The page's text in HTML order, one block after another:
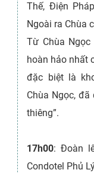
Thế, Điện
Ngoài ra Chùa
Từ Chùa
hoàn hảo nhất
đặc biệt là
Chùa Ngọc,
thiêng”.
17h00: Đoàn
Condotel Phủ